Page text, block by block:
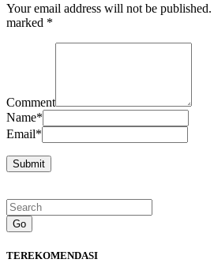
Your email address will not be published.
marked *
Comment
Name*
Email*
Go
TEREKOMENDASI